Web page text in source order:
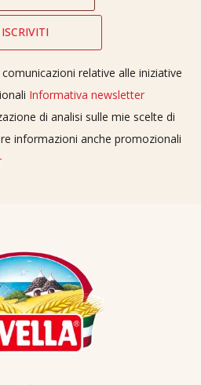
relative alle iniziative
Informativa newsletter
di analisi sulle mie scelte di
informazioni anche promozionali